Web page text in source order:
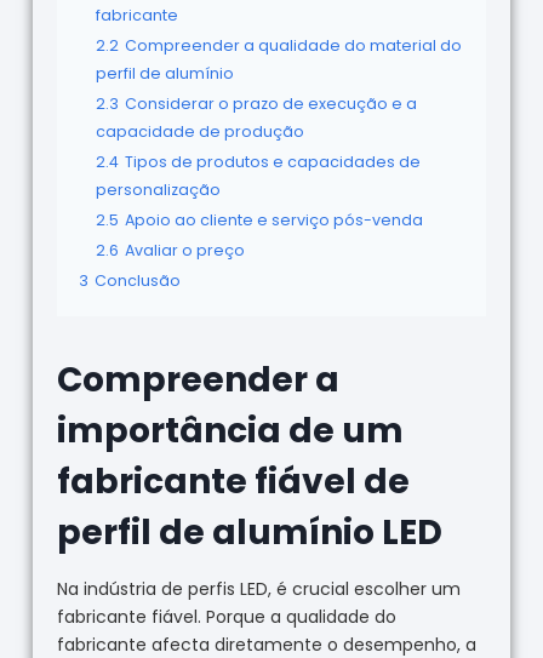
fabricante
2.2 Compreender a qualidade do material do
perfil de alumínio
2.3 Considerar o prazo de execução e a
capacidade de produção
2.4 Tipos de produtos e capacidades de
personalização
2.5 Apoio ao cliente e serviço pós-venda
2.6 Avaliar o preço
3 Conclusão
Compreender a
importância de um
fabricante fiável de
perfil de alumínio LED
Na indústria de perfis LED, é crucial escolher um
fabricante fiável. Porque a qualidade do
fabricante afecta diretamente o desempenho, a